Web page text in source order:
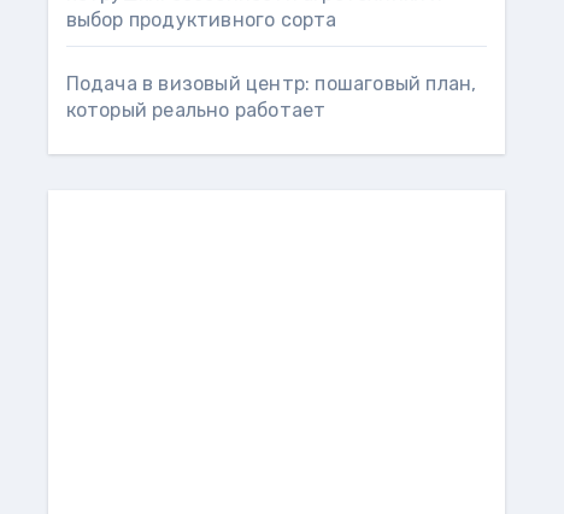
выбор продуктивного сорта
Подача в визовый центр: пошаговый план,
который реально работает